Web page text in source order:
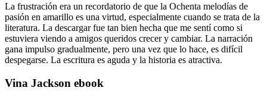
La frustración era un recordatorio de que la Ochenta melodías de
pasión en amarillo es una virtud, especialmente cuando se trata de la
literatura. La descargar fue tan bien hecha que me sentí como si
estuviera viendo a amigos queridos crecer y cambiar. La narración
gana impulso gradualmente, pero una vez que lo hace, es difícil
despegarse. La escritura es aguda y la historia es atractiva.
Vina Jackson ebook